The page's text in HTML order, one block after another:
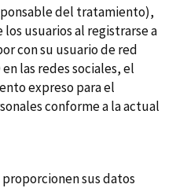
del tratamiento),
usuarios al registrarse a
con su usuario de red
las redes sociales, el
expreso para el
conforme a la actual
sus datos